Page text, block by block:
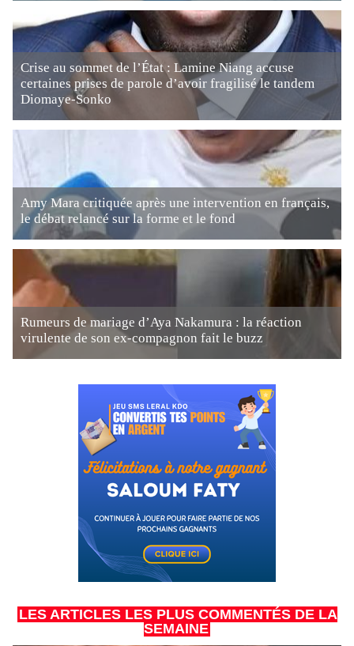
Crise au sommet de l’État : Lamine Niang accuse
certaines prises de parole d’avoir fragilisé le tandem
Diomaye-Sonko
Amy Mara critiquée après une intervention en français,
le débat relancé sur la forme et le fond
Rumeurs de mariage d’Aya Nakamura : la réaction
virulente de son ex-compagnon fait le buzz
LES ARTICLES LES PLUS COMMENTÉS DE LA
SEMAINE